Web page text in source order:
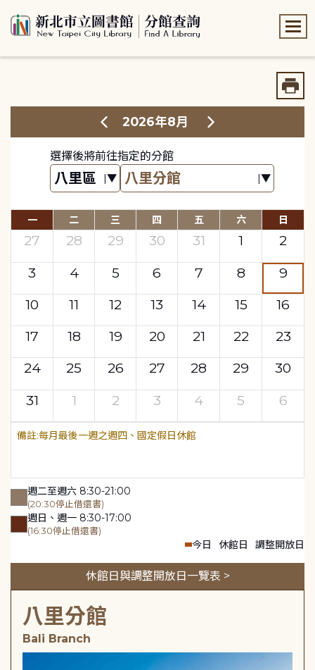
2026年8月
選擇後將前往指定的分館
一 二 三 四 五 六 日
27 28 29 30 31 1
2
3
4 5 6 7 8
9
10
11 12 13 14 15
16
17
18 19 20 21 22
23
24
25 26 27 28 29
30
31
1 2 3 4 5 6
每月最後一週之週四、國定假日休館
週二至週六 8:30-21:00
(20:30停止借還書)
週日、週一 8:30-17:00
(16:30停止借還書)
今日 休館日 調整開放日
休館日與調整開放日一覽表 >
八里分館
Bali Branch